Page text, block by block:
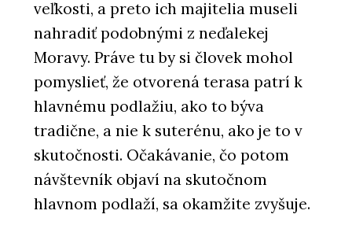
veľkosti, a preto ich majitelia museli
nahradiť podobnými z neďalekej
Moravy. Práve tu by si človek mohol
pomyslieť, že otvorená terasa patrí k
hlavnému podlažiu, ako to býva
tradične, a nie k suterénu, ako je to v
skutočnosti. Očakávanie, čo potom
návštevník objaví na skutočnom
hlavnom podlaží, sa okamžite zvyšuje.